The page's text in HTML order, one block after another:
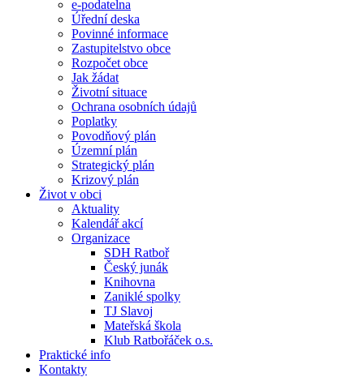
e-podatelna
Úřední deska
Povinné informace
Zastupitelstvo obce
Rozpočet obce
Jak žádat
Životní situace
Ochrana osobních údajů
Poplatky
Povodňový plán
Územní plán
Strategický plán
Krizový plán
Život v obci
Aktuality
Kalendář akcí
Organizace
SDH Ratboř
Český junák
Knihovna
Zaniklé spolky
TJ Slavoj
Mateřská škola
Klub Ratbořáček o.s.
Praktické info
Kontakty